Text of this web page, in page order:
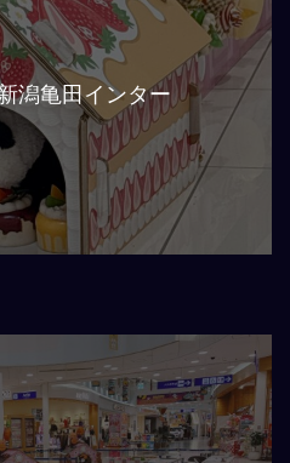
潟亀田インター